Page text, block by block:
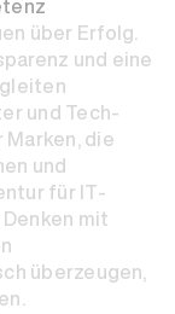
über Erfolg.
und eine
und Tech-
die
und
für IT-
mit
überzeugen,